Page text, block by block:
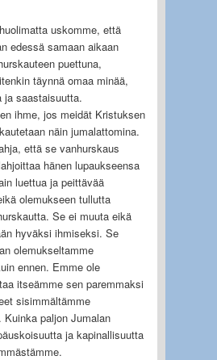
uskomme, että
edessä samaan aikaan
puettuna,
täynnä omaa minää,
ja saastaisuutta.
ihme, jos meidät Kristuksen
näin jumalattomina.
että se vanhurskaus
hänen lupaukseensa
luettua ja peittävää
olemukseen tullutta
Se ei muuta eikä
hyväksi ihmiseksi. Se
olemukseltamme
ennen. Emme ole
itseämme sen paremmaksi
sisimmältämme
paljon Jumalan
ja kapinallisuutta